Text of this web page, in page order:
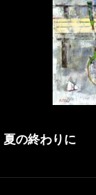
夏の終わりに